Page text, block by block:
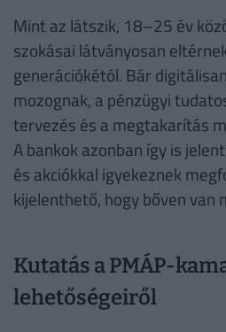
Mint az látszik, 18–25 év
szokásai látványosan
generációkétól. Bár
mozognak, a pénzügyi
tervezés és a megtakarítás
A bankok azonban így is
és akciókkal igyekeznek
kijelenthető, hogy bőven van
Kutatás a PMÁP-
lehetőségeiről